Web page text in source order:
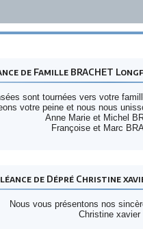
de Famille BRACHET
sont tournées vers votre
votre peine et nous nous
Anne Marie et Michel
Françoise et Marc
de Dépré Christine
Nous vous présentons nos
Christine xavier